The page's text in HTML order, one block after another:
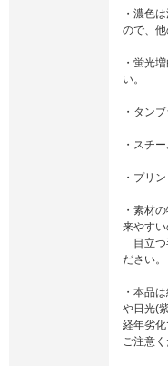
・濃色
ので、他
・蛍光
い。
・タン
・スチ
・プリ
・素材
来やすい
目立つ
ださい。
・本品
や日光(
経年劣
ご注意く